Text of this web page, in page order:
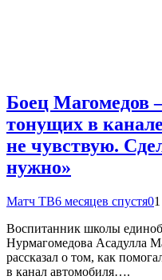
Боец Магомедов
тонущих в
не чувствую.
нужно»
Матч ТВ6 месяцев спустя0
Воспитанник школы
Нурмагомедова Асадулла
рассказал о том, как
в канал автомобиля….